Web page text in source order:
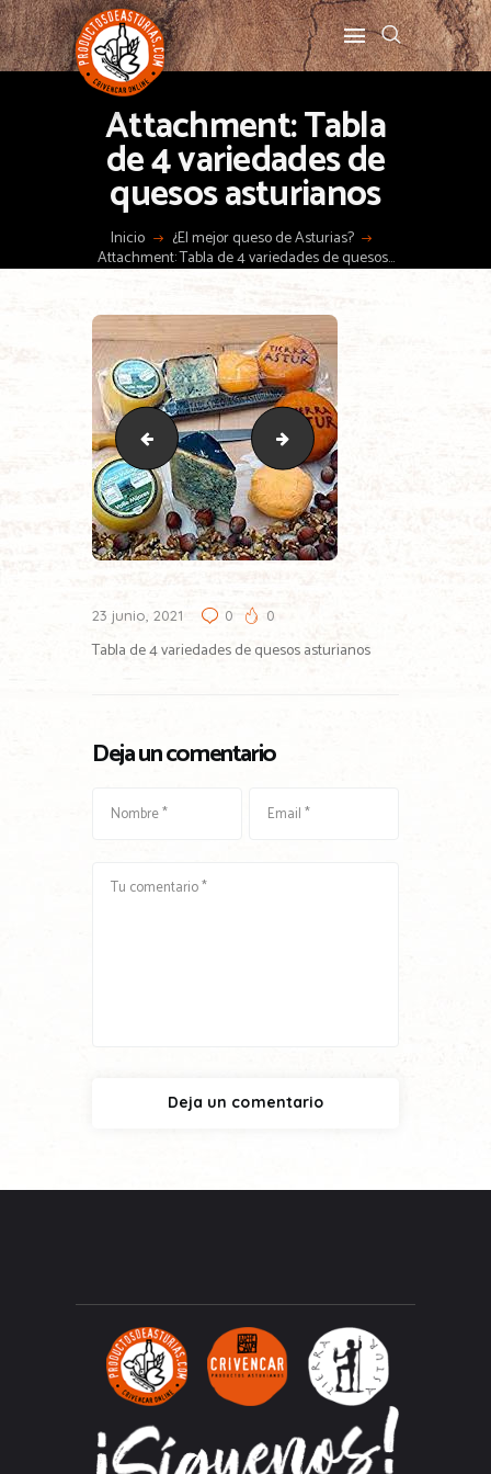
Attachment: Tabla
de 4 variedades de
quesos asturianos
Inicio ¿El mejor queso de Asturias?
Attachment: Tabla de 4 variedades de quesos...
Bandeja de quesos asturianos para 4 personas
Tabla de 7 variedades de
23 junio, 2021 0 0
Tabla de 4 variedades de quesos asturianos
Deja un comentario